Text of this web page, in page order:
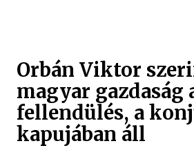
Orbán Viktor
magyar gazdaság
fellendülés, a
kapujában áll